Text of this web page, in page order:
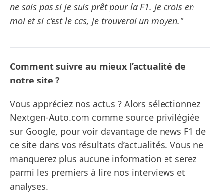
ne sais pas si je suis prêt pour la F1. Je crois en
moi et si c’est le cas, je trouverai un moyen."
Comment suivre au mieux l’actualité de
notre site ?
Vous appréciez nos actus ? Alors sélectionnez
Nextgen-Auto.com comme source privilégiée
sur Google, pour voir davantage de news F1 de
ce site dans vos résultats d’actualités. Vous ne
manquerez plus aucune information et serez
parmi les premiers à lire nos interviews et
analyses.